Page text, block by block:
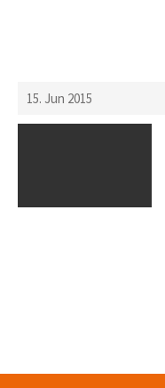
15. Jun 2015